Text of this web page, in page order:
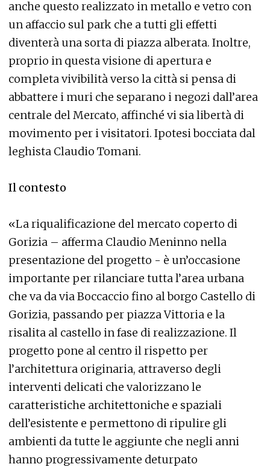
anche questo realizzato in metallo e vetro con
un affaccio sul park che a tutti gli effetti
diventerà una sorta di piazza alberata. Inoltre,
proprio in questa visione di apertura e
completa vivibilità verso la città si pensa di
abbattere i muri che separano i negozi dall’area
centrale del Mercato, affinché vi sia libertà di
movimento per i visitatori. Ipotesi bocciata dal
leghista Claudio Tomani.
Il contesto
«La riqualificazione del mercato coperto di
Gorizia – afferma Claudio Meninno nella
presentazione del progetto - è un’occasione
importante per rilanciare tutta l’area urbana
che va da via Boccaccio fino al borgo Castello di
Gorizia, passando per piazza Vittoria e la
risalita al castello in fase di realizzazione. Il
progetto pone al centro il rispetto per
l’architettura originaria, attraverso degli
interventi delicati che valorizzano le
caratteristiche architettoniche e spaziali
dell’esistente e permettono di ripulire gli
ambienti da tutte le aggiunte che negli anni
hanno progressivamente deturpato